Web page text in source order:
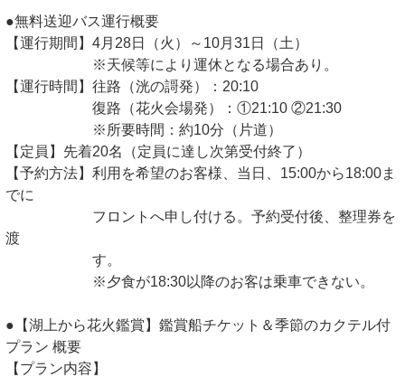
●無料送迎バス運行概要
【運行期間】4月28日（火）～10月31日（土）
※天候等により運休となる場合あり。
【運行時間】往路（洸の謌発）：20:10
復路（花火会場発）：①21:10 ②21:30
※所要時間：約10分（片道）
【定員】先着20名（定員に達し次第受付終了）
【予約方法】利用を希望のお客様、当日、15:00から18:00ま
でに
フロントへ申し付ける。予約受付後、整理券を
渡
す。
※夕食が18:30以降のお客は乗車できない。
●【湖上から花火鑑賞】鑑賞船チケット＆季節のカクテル付
プラン 概要
【プラン内容】